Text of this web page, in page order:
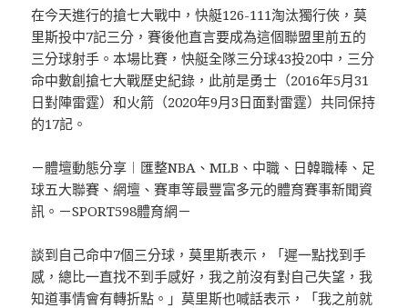
在今天進行的搶七大戰中，快艇126-111淘汰獨行俠，莫
里斯投中7記三分，賽後他直言要成為這個聯盟里前五的
三分球射手。本場比賽，快艇全隊三分球43投20中，三分
命中數創搶七大戰歷史紀錄，此前是勇士（2016年5月31
日對陣雷霆）和火箭（2020年9月3日面對雷霆）共同保持
的17記。
－體壇動態分享︱匯整NBA、MLB、中職、日韓職棒、足
球五大聯賽、網壇、賽車等最豐富多元的體育賽事新聞資
訊。－SPORT598體育網－
談到自己命中7個三分球，莫里斯表示，「遲一點找到手
感，總比一直找不到手感好，我之前沒有對自己失望，我
知道事情會有轉折點。」莫里斯也喊話表示，「我之前就